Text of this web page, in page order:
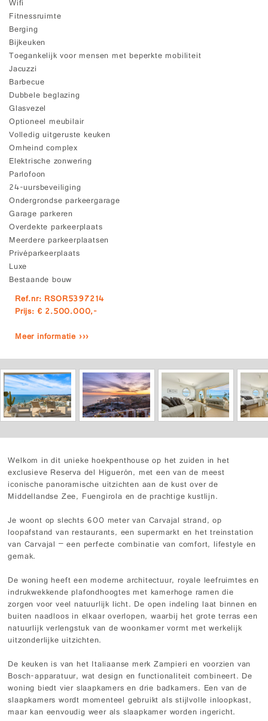
Wifi
Fitnessruimte
Berging
Bijkeuken
Toegankelijk voor mensen met beperkte mobiliteit
Jacuzzi
Barbecue
Dubbele beglazing
Glasvezel
Optioneel meubilair
Volledig uitgeruste keuken
Omheind complex
Elektrische zonwering
Parlofoon
24-uursbeveiliging
Ondergrondse parkeergarage
Garage parkeren
Overdekte parkeerplaats
Meerdere parkeerplaatsen
Privéparkeerplaats
Luxe
Bestaande bouw
Ref.nr: RSOR5397214
Prijs: € 2.500.000,-
Meer informatie ›››
Welkom in dit unieke hoekpenthouse op het zuiden in het
exclusieve Reserva del Higuerón, met een van de meest
iconische panoramische uitzichten aan de kust over de
Middellandse Zee, Fuengirola en de prachtige kustlijn.
Je woont op slechts 600 meter van Carvajal strand, op
loopafstand van restaurants, een supermarkt en het treinstation
van Carvajal – een perfecte combinatie van comfort, lifestyle en
gemak.
De woning heeft een moderne architectuur, royale leefruimtes en
indrukwekkende plafondhoogtes met kamerhoge ramen die
zorgen voor veel natuurlijk licht. De open indeling laat binnen en
buiten naadloos in elkaar overlopen, waarbij het grote terras een
natuurlijk verlengstuk van de woonkamer vormt met werkelijk
uitzonderlijke uitzichten.
De keuken is van het Italiaanse merk Zampieri en voorzien van
Bosch-apparatuur, wat design en functionaliteit combineert. De
woning biedt vier slaapkamers en drie badkamers. Een van de
slaapkamers wordt momenteel gebruikt als stijlvolle inloopkast,
maar kan eenvoudig weer als slaapkamer worden ingericht.